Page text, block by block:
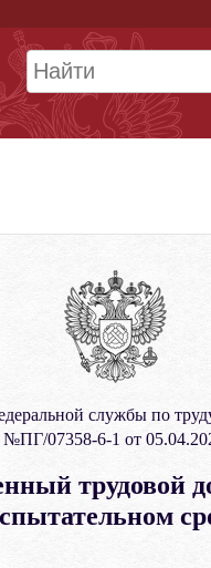
службы по
№ПГ/07358-6-1 от
трудовой